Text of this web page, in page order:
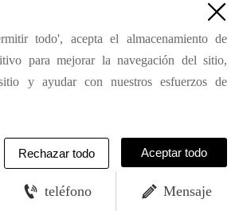
 teléfono  Mensaje

todo', acepta el almacenamiento de
para mejorar la navegación del sitio,
y ayudar con nuestros esfuerzos de
Rechazar todo Aceptar todo